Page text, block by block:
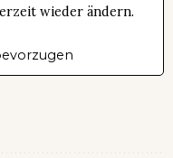
wieder ändern.